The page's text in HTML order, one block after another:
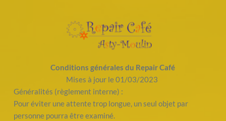
Conditions générales du Repair Café
Mises à jour le 01/03/2023
Généralités (règlement interne) :
Pour éviter une attente trop longue, un seul objet par
personne pourra être examiné.